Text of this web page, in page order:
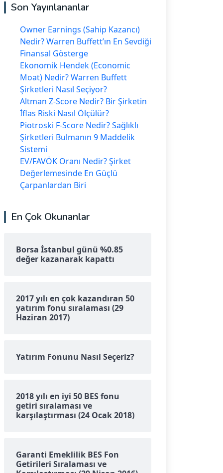
Son Yayınlananlar
Owner Earnings (Sahip Kazancı)
Nedir? Warren Buffett’ın En Sevdiği
Finansal Gösterge
Ekonomik Hendek (Economic
Moat) Nedir? Warren Buffett
Şirketleri Nasıl Seçiyor?
Altman Z-Score Nedir? Bir Şirketin
İflas Riski Nasıl Ölçülür?
Piotroski F-Score Nedir? Sağlıklı
Şirketleri Bulmanın 9 Maddelik
Sistemi
EV/FAVÖK Oranı Nedir? Şirket
Değerlemesinde En Güçlü
Çarpanlardan Biri
En Çok Okunanlar
Borsa İstanbul günü %0.85
değer kazanarak kapattı
2017 yılı en çok kazandıran 50
yatırım fonu sıralaması (29
Haziran 2017)
Yatırım Fonunu Nasıl Seçeriz?
2018 yılı en iyi 50 BES fonu
getiri sıralaması ve
karşılaştırması (24 Ocak 2018)
Garanti Emeklilik BES Fon
Getirileri Sıralaması ve